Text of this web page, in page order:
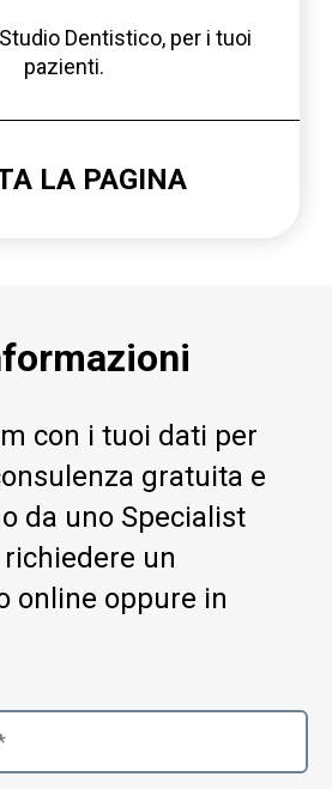
Dentistico, per i tuoi
pazienti.
LA PAGINA
con i tuoi dati per
gratuita e
da uno Specialist
un
online oppure in